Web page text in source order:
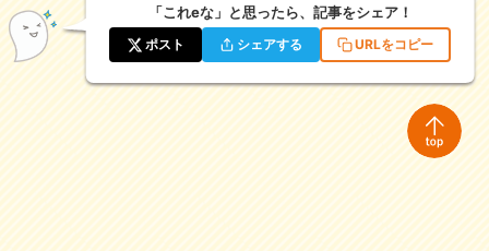
「これeな」と思ったら、記事をシェア！
ポスト シェアする URLをコピー